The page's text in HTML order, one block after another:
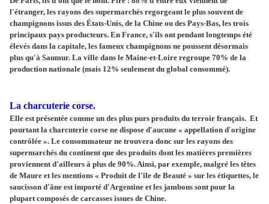
l'étranger, les rayons des supermarchés regorgeant le plus souvent de
champignons issus des États-Unis, de la Chine ou des Pays-Bas, les trois
principaux pays producteurs. En France, s'ils ont pendant longtemps été
élevés dans la capitale, les fameux champignons ne poussent désormais
plus qu'à Saumur. La ville dans le Maine-et-Loire regroupe 70% de la
production nationale (mais 12% seulement du global consommé).
La charcuterie corse.
Elle est présentée comme un des plus purs produits du terroir français. Et
pourtant la charcuterie corse ne dispose d'aucune « appellation d'origine
contrôlée ». Le consommateur ne trouvera donc sur les rayons des
supermarchés du continent que des produits dont les matières premières
proviennent d'ailleurs à plus de 90%. Ainsi, par exemple, malgré les têtes
de Maure et les mentions « Produit de l'île de Beauté » sur les étiquettes, le
saucisson d'âne est importé d'Argentine et les jambons sont pour la
plupart composés de carcasses issues de Chine.